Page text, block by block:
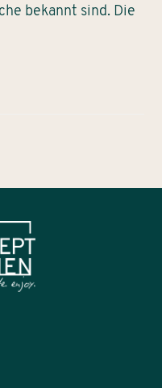
bekannt sind. Die